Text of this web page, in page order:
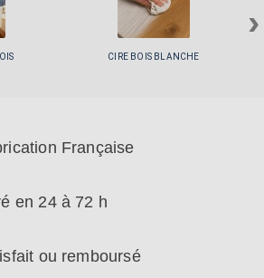
CIRE BOIS BLANCHE
›
Française
en 24 à 72 h
ou remboursé